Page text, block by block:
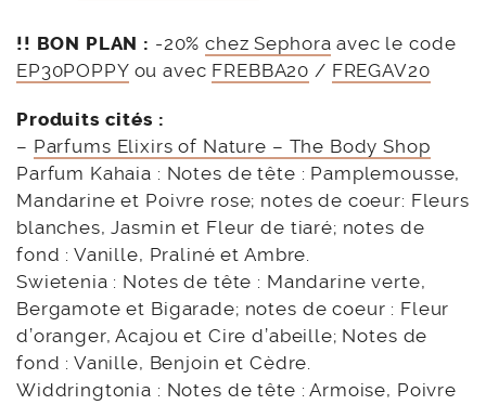
!! BON PLAN : -20%chez Sephora avec le code
EP30POPPYou avec FREBBA20 / FREGAV20
Produits cités :
– Parfums Elixirs of Nature – The Body Shop
Parfum Kahaia : Notes de tête : Pamplemousse,
Mandarine et Poivre rose; notes de coeur: Fleurs
blanches, Jasmin et Fleur de tiaré; notes de
fond : Vanille, Praliné et Ambre.
Swietenia : Notes de tête : Mandarine verte,
Bergamote et Bigarade; notes de coeur : Fleur
d’oranger, Acajou et Cire d’abeille; Notes de
fond : Vanille, Benjoin et Cèdre.
Widdringtonia : Notes de tête : Armoise, Poivre